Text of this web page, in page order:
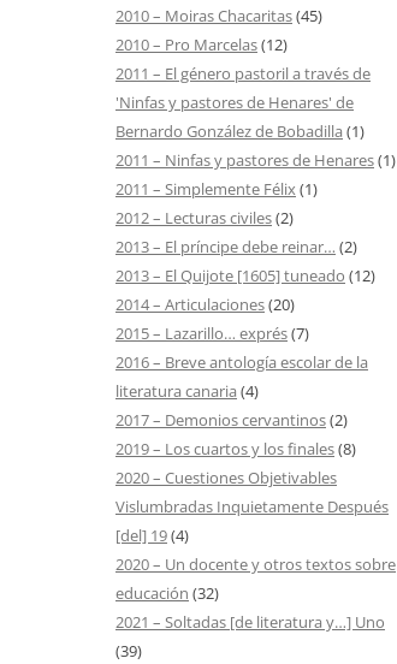
2010 – Moiras Chacaritas(45)
2010 – Pro Marcelas(12)
2011 – El género pastoril a través de
'Ninfas y pastores de Henares' de
Bernardo González de Bobadilla (1)
2011 – Ninfas y pastores de Henares(1)
2011 – Simplemente Félix(1)
2012 – Lecturas civiles(2)
2013 – El príncipe debe reinar… (2)
2013 – El Quijote [1605] tuneado (12)
2014 – Articulaciones(20)
2015 – Lazarillo… exprés(7)
2016 – Breve antología escolar de la
literatura canaria (4)
2017 – Demonios cervantinos(2)
2019 – Los cuartos y los finales(8)
2020 – Cuestiones Objetivables
Vislumbradas Inquietamente Después
[del] 19(4)
2020 – Un docente y otros textos sobre
educación (32)
2021 – Soltadas [de literatura y…] Uno
(39)